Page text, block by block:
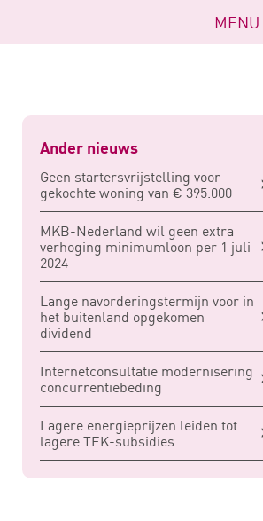
Navigatie
openen
MENU
Ander nieuws
Geen startersvrijstelling voor
gekochte woning van € 395.000
MKB-Nederland wil geen extra
verhoging minimumloon per 1 juli
2024
Lange navorderingstermijn voor in
het buitenland opgekomen
dividend
Internetconsultatie modernisering
concurrentiebeding
Lagere energieprijzen leiden tot
lagere TEK-subsidies